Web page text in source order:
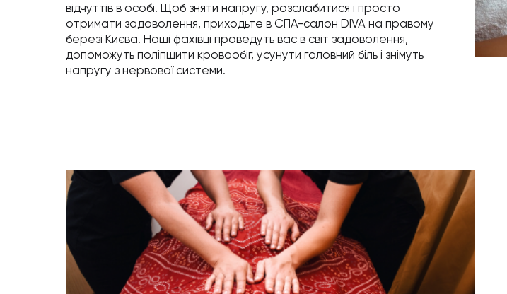
відчуттів в особі. Щоб зняти напругу, розслабитися і просто
отримати задоволення, приходьте в СПА-салон DIVA на правому
березі Києва. Наші фахівці проведуть вас в світ задоволення,
допоможуть поліпшити кровообіг, усунути головний біль і знімуть
напругу з нервової системи.